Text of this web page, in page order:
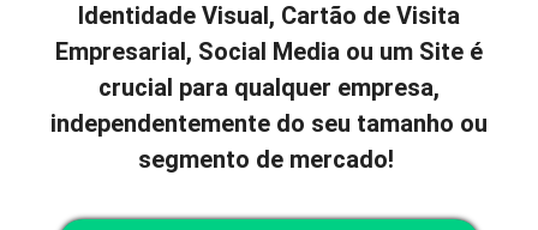
Identidade Visual, Cartão de Visita
Empresarial, Social Media ou um Site é
crucial para qualquer empresa,
independentemente do seu tamanho ou
segmento de mercado!